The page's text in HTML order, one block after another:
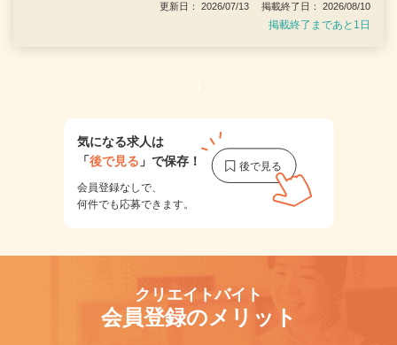
更新日： 2026/07/13 掲載終了日： 2026/08/10
掲載終了まであと1日
1
気になる求人は
「後で見る 」で保存！
会員登録なしで、
何件でも応募できます。
クリエイトバイト
会員登録のメリット